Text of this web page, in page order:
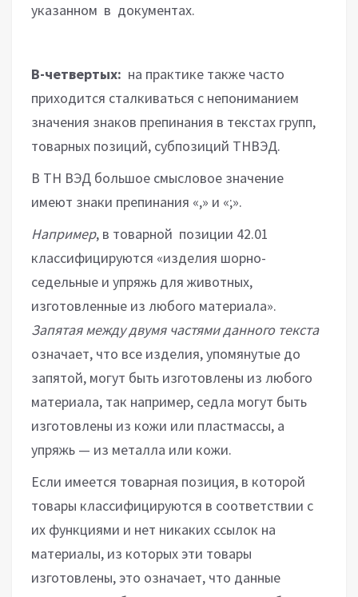
указанном в документах.
В-четвертых: на практике также часто
приходится сталкиваться с непониманием
значения знаков препинания в текстах групп,
товарных позиций, субпозиций ТНВЭД.
В ТН ВЭД большое смысловое значение
имеют знаки препинания «,» и «;».
Например, в товарной позиции 42.01
классифицируются «изделия шорно-
седельные и упряжь для животных,
изготовленные из любого материала».
Запятая между двумя частями данного текста
означает, что все изделия, упомянутые до
запятой, могут быть изготовлены из любого
материала, так например, седла могут быть
изготовлены из кожи или пластмассы, а
упряжь — из металла или кожи.
Если имеется товарная позиция, в которой
товары классифицируются в соответствии с
их функциями и нет никаких ссылок на
материалы, из которых эти товары
изготовлены, это означает, что данные